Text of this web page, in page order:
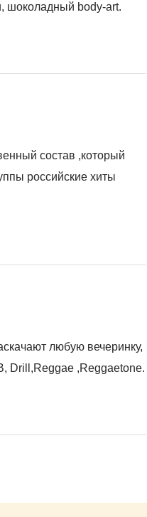
шоколадный body-art.
состав ,который
российские хиты
любую вечеринку,
Drill,Reggae ,Reggaetone.